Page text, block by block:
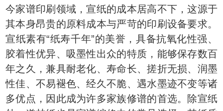
今家谱印刷领域，宣纸的成本居高不下，这源于
其本身昂贵的原料成本与严苛的印刷设备要求。
宣纸素有“纸寿千年”的美誉，具备抗氧化性强、
胶着性优异、吸墨性出众的特质，能够保存数百
年之久，兼具耐老化、寿命长、搓折无损、润墨
性佳、不易褪色、经久不脆、遇水墨迹不变等诸
多优点，因此成为许多家族修谱的首选。除宣纸